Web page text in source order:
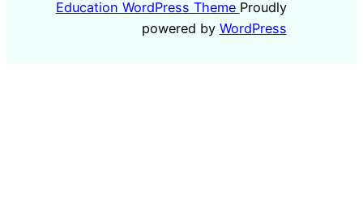
Education WordPress Theme Proudly
powered by WordPress